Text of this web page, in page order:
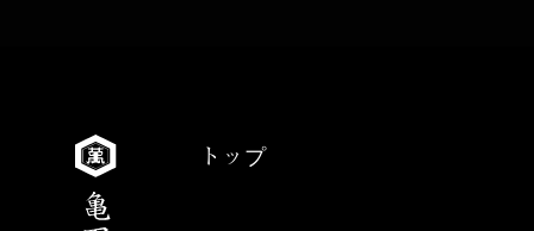
トップ